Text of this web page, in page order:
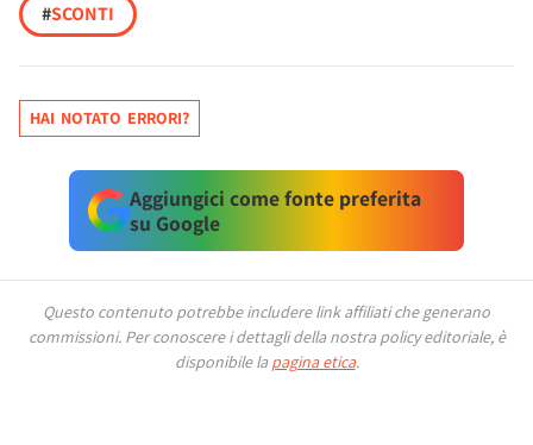
#SCONTI
HAI NOTATO ERRORI?
Aggiungici come fonte preferita
su Google
Questo contenuto potrebbe includere link affiliati che generano
commissioni. Per conoscere i dettagli della nostra policy editoriale, è
disponibile la pagina etica.